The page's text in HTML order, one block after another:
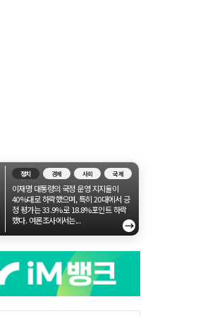
정치 경제 사회 국제
이재명 대통령의 국정 운영 지지율이
40%대로 하락했으며, 특히 20대에서 긍
정 평가는 33.9%로 18.8%포인트 하락
했다. 여론조사에서는...
→